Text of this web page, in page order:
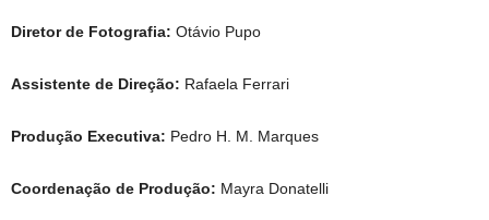
Diretor de Fotografia: Otávio Pupo
Assistente de Direção: Rafaela Ferrari
Produção Executiva: Pedro H. M. Marques
Coordenação de Produção: Mayra Donatelli